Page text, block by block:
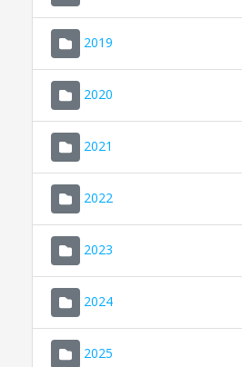
2019
2020
2021
2022
2023
2024
2025